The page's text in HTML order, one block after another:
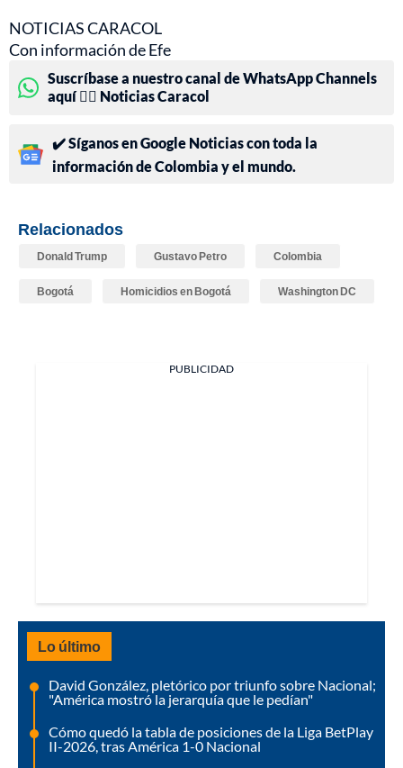
NOTICIAS CARACOL
Con información de Efe
Suscríbase a nuestro canal de WhatsApp Channels
aquí 👉🏻 Noticias Caracol
✔️ Síganos en Google Noticias con toda la
información de Colombia y el mundo.
Relacionados
Donald Trump Gustavo Petro Colombia
Bogotá Homicidios en Bogotá Washington DC
PUBLICIDAD
Lo último
David González, pletórico por triunfo sobre Nacional;
"América mostró la jerarquía que le pedían"
Cómo quedó la tabla de posiciones de la Liga BetPlay
II-2026, tras América 1-0 Nacional